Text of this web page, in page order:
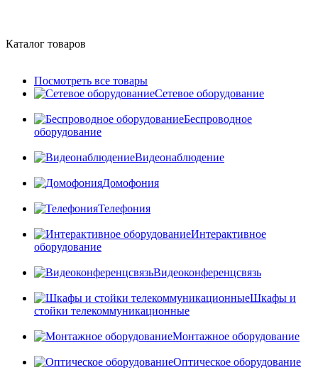
Каталог товаров
Посмотреть все товары
Сетевое оборудование
Беспроводное
оборудование
Видеонаблюдение
Домофония
Телефония
Интерактивное
оборудование
Видеоконференцсвязь
Шкафы и
стойки телекоммуникационные
Монтажное оборудование
Оптическое оборудование